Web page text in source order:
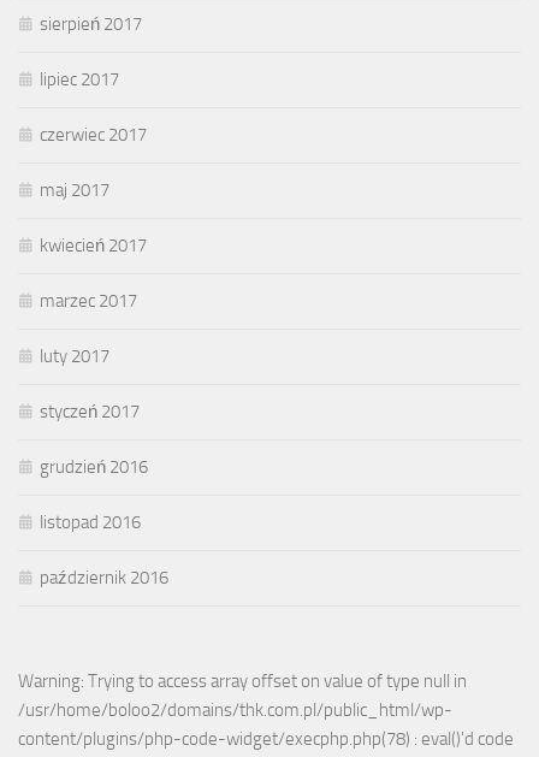
sierpień 2017
lipiec 2017
czerwiec 2017
maj 2017
kwiecień 2017
marzec 2017
luty 2017
styczeń 2017
grudzień 2016
listopad 2016
październik 2016
Warning: Trying to access array offset on value of type null in
/usr/home/boloo2/domains/thk.com.pl/public_html/wp-
content/plugins/php-code-widget/execphp.php(78) : eval()'d code